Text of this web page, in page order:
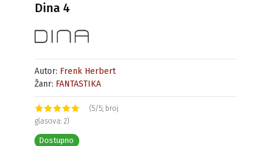
Dina 4
Autor: Frenk Herbert
Žanr: FANTASTIKA
(5/5; broj
glasova: 2)
Dostupno